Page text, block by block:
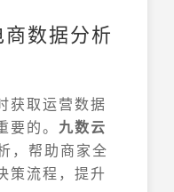
数据分析
获取运营数据
的。 九数云
，帮助商家全
策流程，提升